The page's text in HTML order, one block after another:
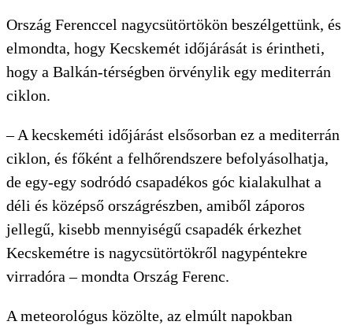
Ország Ferenccel nagycsütörtökön beszélgettünk, és
elmondta, hogy Kecskemét időjárását is érintheti,
hogy a Balkán-térségben örvénylik egy mediterrán
ciklon.
– A kecskeméti időjárást elsősorban ez a mediterrán
ciklon, és főként a felhőrendszere befolyásolhatja,
de egy-egy sodródó csapadékos góc kialakulhat a
déli és középső országrészben, amiből záporos
jellegű, kisebb mennyiségű csapadék érkezhet
Kecskemétre is nagycsütörtökről nagypéntekre
virradóra – mondta Ország Ferenc.
A meteorológus közölte, az elmúlt napokban